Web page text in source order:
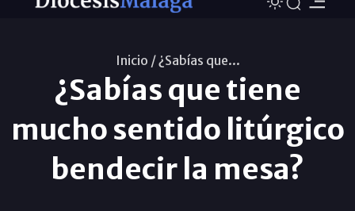
Inicio /¿Sabías que...
¿Sabías que tiene
mucho sentido litúrgico
bendecir la mesa?